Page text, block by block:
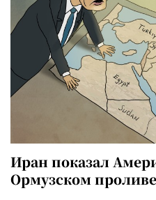
Иран показал
Ормузском проливе